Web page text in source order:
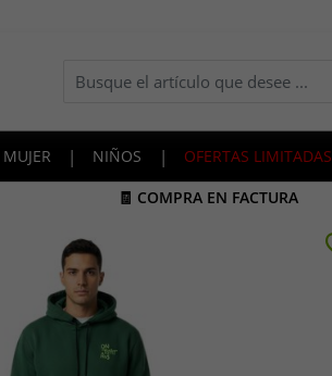
MUJER | NIÑOS | OFERTAS LIMITADAS
🧾 COMPRA EN FACTURA